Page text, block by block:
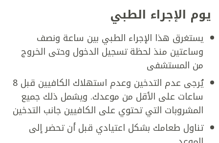
يوم الإجراء الطبي
يستغرق هذا الإجراء الطبي بين ساعة ونصف
وساعتين منذ لحظة تسجيل الدخول وحتى الخروج
من المستشفى
يُرجى عدم التدخين وعدم استهلاك الكافيين قبل 8
ساعات على الأقل من موعدك. ويشمل ذلك جميع
المشروبات التي تحتوي على الكافيين جانب التدخين
تناول طعامك بشكل اعتيادي قبل أن تحضر إلى